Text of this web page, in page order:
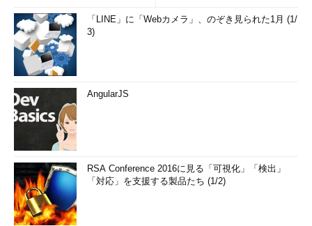
「LINE」に「Webカメラ」、のぞき見られた1月 (1/
3)
AngularJS
RSA Conference 2016に見る「可視化」「検出」
「対応」を支援する製品たち (1/2)